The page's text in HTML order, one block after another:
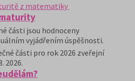
z matematiky
části jsou hodnoceny
vyjádřením úspěšnosti.
části pro rok 2026 zveřejní
2026.